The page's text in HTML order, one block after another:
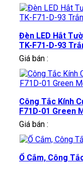
Đèn LED Hắt
TK-F71-D-93
Giá bán :
Công Tắc Kính
F71D-01 Green
Giá bán :
Ổ Cắm, Công